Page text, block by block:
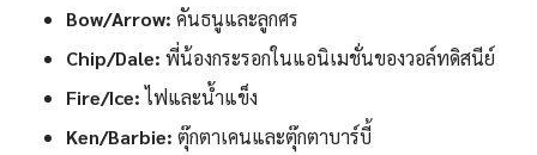
Bow/Arrow: คันธนูและลูกศร
Chip/Dale: พี่น้องกระรอกในแอนิเมชั่นของวอล์ทดิสนีย์
Fire/Ice:ไฟและน้ำแข็ง
Ken/Barbie: ตุ๊กตาเคนและตุ๊กตาบาร์บี้